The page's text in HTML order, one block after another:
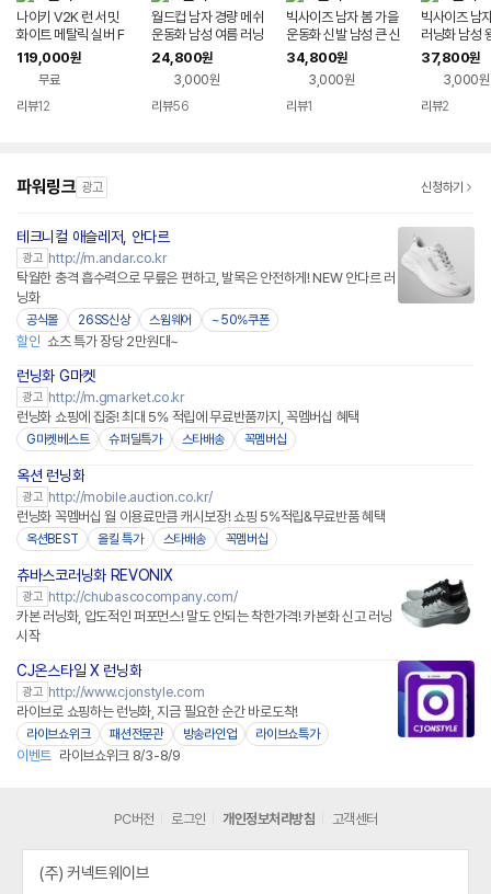
나이키 V2K 런 서밋
화이트 메탈릭 실버 F
D0736-100
119,000원
무료
리뷰12
월드컵 남자 경량 메쉬
운동화 남성 여름 러닝
화 실내 스포츠화 신발
24,800원
3,000원
리뷰56
빅사이즈 남자 봄 가을
운동화 신발 남성 큰 신
발 290 300 310 32
0 사이즈 mm
34,800원
3,000원
리뷰1
빅사이즈 남
러닝화 남성
즈 신발 메
37,800원
3,000원
리뷰2
파워링크 광고 신청하기
테크니컬 애슬레저, 안다르
광고 http://m.andar.co.kr
탁월한 충격 흡수력으로 무릎은 편하고, 발목은 안전하게! NEW 안다르 러
닝화
공식몰 26SS신상 스윔웨어 ~50%쿠폰
할인 쇼츠 특가 장당 2만원대~
런닝화 G마켓
광고 http://m.gmarket.co.kr
런닝화 쇼핑에 집중! 최대 5% 적립에 무료반품까지, 꼭멤버십 혜택
G마켓베스트 슈퍼딜특가 스타배송 꼭멤버십
옥션 런닝화
광고 http://mobile.auction.co.kr/
런닝화 꼭멤버십 월 이용료만큼 캐시보장! 쇼핑 5%적립&무료반품 혜택
옥션BEST 올킬 특가 스타배송 꼭멤버십
츄바스코러닝화 REVONIX
광고 http://chubascocompany.com/
카본 러닝화, 압도적인 퍼포먼스! 말도 안되는 착한가격! 카본화 신고 러닝
시작
CJ온스타일 X 런닝화
광고 http://www.cjonstyle.com
라이브로 쇼핑하는 런닝화, 지금 필요한 순간 바로도착!
라이브쇼위크 패션전문관 방송라인업 라이브쇼특가
이벤트 라이브쇼위크 8/3-8/9
PC버전 로그인 개인정보처리방침 고객센터
(주) 커넥트웨이브